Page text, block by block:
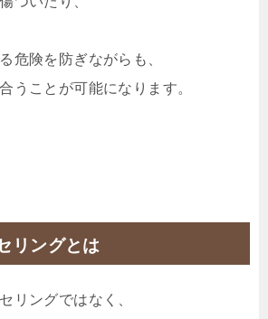
危険を防ぎながらも、
うことが可能になります。
リングとは
リングではなく、